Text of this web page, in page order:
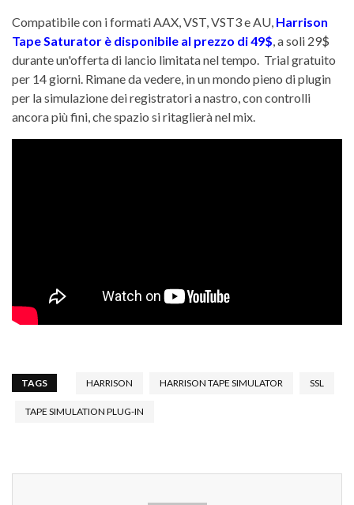
Compatibile con i formati AAX, VST, VST3 e AU, Harrison
Tape Saturator è disponibile al prezzo di 49$, a soli 29$
durante un'offerta di lancio limitata nel tempo. ​ Trial gratuito
per 14 giorni. Rimane da vedere, in un mondo pieno di plugin
per la simulazione dei registratori a nastro, con controlli
ancora più fini, che spazio si ritaglierà nel mix.
TAGS HARRISON HARRISON TAPE SIMULATOR SSL
TAPE SIMULATION PLUG-IN